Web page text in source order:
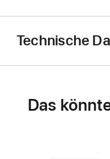
Technische
Das